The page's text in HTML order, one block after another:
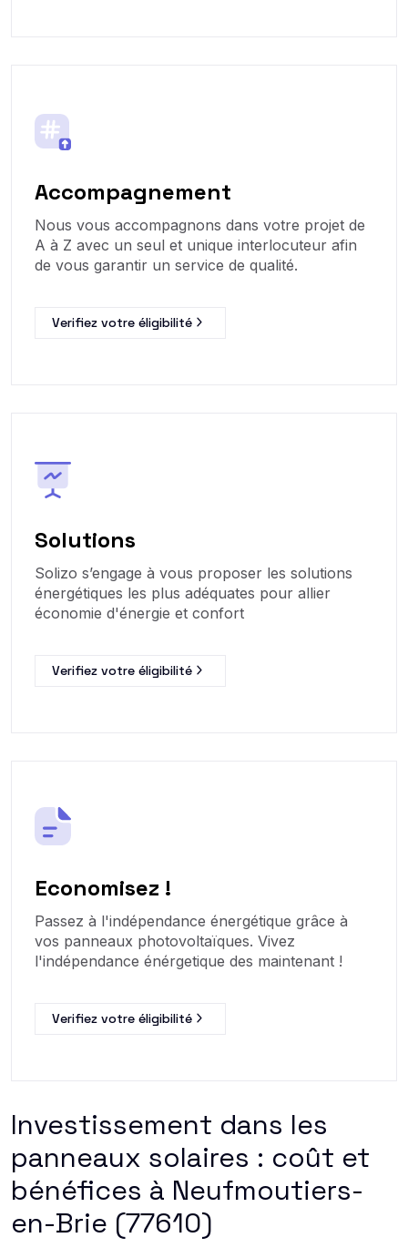
Accompagnement
Nous vous accompagnons dans votre projet de
A à Z avec un seul et unique interlocuteur afin
de vous garantir un service de qualité.
Verifiez votre éligibilité
Solutions
Solizo s’engage à vous proposer les solutions
énergétiques les plus adéquates pour allier
économie d'énergie et confort
Verifiez votre éligibilité
Economisez !
Passez à l'indépendance énergétique grâce à
vos panneaux photovoltaïques. Vivez
l'indépendance énérgetique des maintenant !
Verifiez votre éligibilité
Investissement dans les
panneaux solaires : coût et
bénéfices à Neufmoutiers-
en-Brie (77610)